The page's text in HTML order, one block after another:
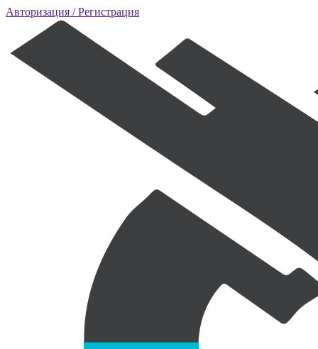
Авторизация / Регистрация